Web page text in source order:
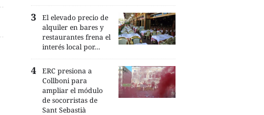
El elevado precio de
alquiler en bares y
restaurantes frena el
interés local por...
ERC presiona a
Collboni para
ampliar el módulo
de socorristas de
Sant Sebastià